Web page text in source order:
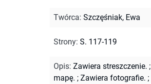
Twórca: Szczęśniak, Ewa
Strony: S. 117-119
Opis: Zawiera streszczenie. ;
mapę. ; Zawiera fotografie. ;